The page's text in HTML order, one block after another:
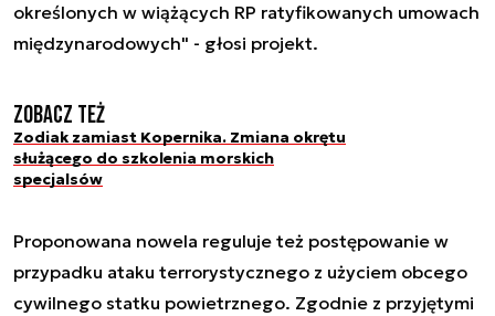
określonych w wiążących RP ratyfikowanych umowach
międzynarodowych" - głosi projekt.
Zobacz też
Zodiak zamiast Kopernika. Zmiana okrętu
służącego do szkolenia morskich
specjalsów
Proponowana nowela reguluje też postępowanie w
przypadku ataku terrorystycznego z użyciem obcego
cywilnego statku powietrznego. Zgodnie z przyjętymi